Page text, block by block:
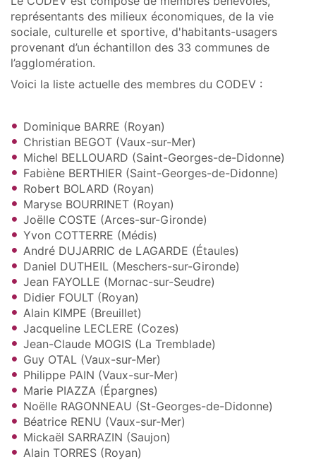
représentants des milieux économiques, de la vie
sociale, culturelle et sportive, d'habitants-usagers
provenant d’un échantillon des 33 communes de
l’agglomération.
Voici la liste actuelle des membres du CODEV :
Dominique BARRE (Royan)
Christian BEGOT (Vaux-sur-Mer)
Michel BELLOUARD (Saint-Georges-de-Didonne)
Fabiène BERTHIER (Saint-Georges-de-Didonne)
Robert BOLARD (Royan)
Maryse BOURRINET (Royan)
Joëlle COSTE (Arces-sur-Gironde)
Yvon COTTERRE (Médis)
André DUJARRIC de LAGARDE (Étaules)
Daniel DUTHEIL (Meschers-sur-Gironde)
Jean FAYOLLE (Mornac-sur-Seudre)
Didier FOULT (Royan)
Alain KIMPE (Breuillet)
Jacqueline LECLERE (Cozes)
Jean-Claude MOGIS (La Tremblade)
Guy OTAL (Vaux-sur-Mer)
Philippe PAIN (Vaux-sur-Mer)
Marie PIAZZA (Épargnes)
Noëlle RAGONNEAU (St-Georges-de-Didonne)
Béatrice RENU (Vaux-sur-Mer)
Mickaël SARRAZIN (Saujon)
Alain TORRES (Royan)